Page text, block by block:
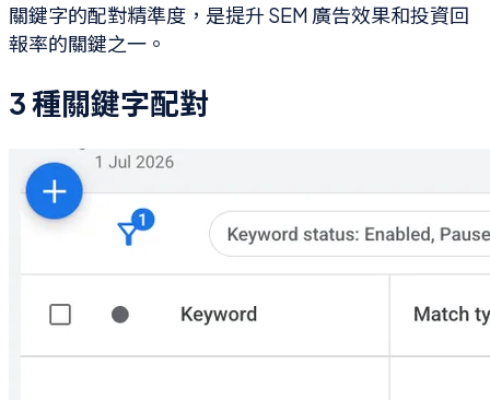
關鍵字的配對精準度，是提升 SEM 廣告效果和投資回
報率的關鍵之一。
3 種關鍵字配對